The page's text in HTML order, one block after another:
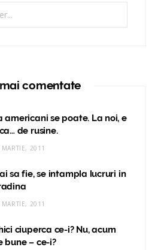
comentate
americani se poate. La noi, e
de rusine.
2011
sa fie, se intampla lucruri in
2011
ciuperca ce-i? Nu, acum
bune – ce-i?